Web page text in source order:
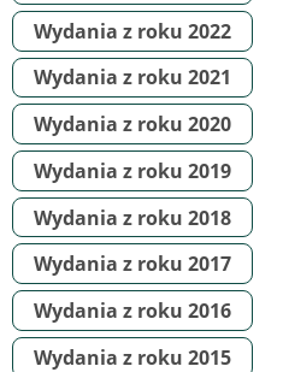
Wydania z roku 2022
Wydania z roku 2021
Wydania z roku 2020
Wydania z roku 2019
Wydania z roku 2018
Wydania z roku 2017
Wydania z roku 2016
Wydania z roku 2015